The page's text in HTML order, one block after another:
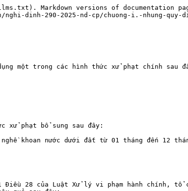
Markdown versions of documentation
dinh-290-2025-nd-cp/chuong-i.-nhung-quy-
một trong các hình thức xử phạt chính sau
xử phạt bổ sung sau đây:
khoan nước dưới đất từ 01 tháng đến 12
28 của Luật Xử lý vi phạm hành chính, tổ